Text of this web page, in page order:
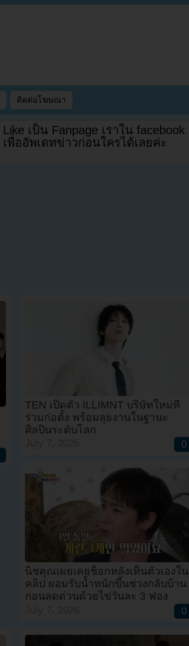
ติดต่อโฆษณา
Like เป็น Fanpage เราใน facebook
เพื่ออัพเดทข่าวก่อนใครได้เลยค่ะ
TEN เปิดตัว ILLIMNT บริษัทใหม่ที่
ร่วมก่อตั้ง พร้อมลุยงานในฐานะ
ศิลปินระดับโลก
0
นิชคุณเผยเคยช็อกหลังเห็นตัวเองใน
คลิป ยอมรับน้ำหนักขึ้นช่วงกลับบ้าน
ก่อนลดด่วนด้วยไข่วันละ 3 ฟอง
0